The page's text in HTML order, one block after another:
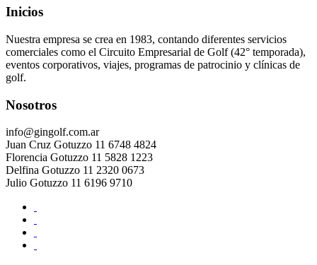
Inicios
Nuestra empresa se crea en 1983, contando diferentes servicios
comerciales como el Circuito Empresarial de Golf (42° temporada),
eventos corporativos, viajes, programas de patrocinio y clínicas de
golf.
Nosotros
info@gingolf.com.ar
Juan Cruz Gotuzzo 11 6748 4824
Florencia Gotuzzo 11 5828 1223
Delfina Gotuzzo 11 2320 0673
Julio Gotuzzo 11 6196 9710